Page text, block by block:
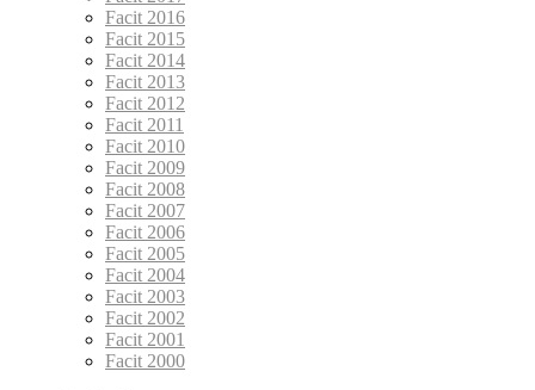
Facit 2016
Facit 2015
Facit 2014
Facit 2013
Facit 2012
Facit 2011
Facit 2010
Facit 2009
Facit 2008
Facit 2007
Facit 2006
Facit 2005
Facit 2004
Facit 2003
Facit 2002
Facit 2001
Facit 2000